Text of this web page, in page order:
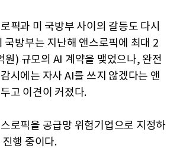
픽과 미 국방부 사이의 갈등도 다시
국방부는 지난해 앤스로픽에 최대 2
원) 규모의 AI 계약을 맺었으나, 완전
시에는 자사 AI를 쓰지 않겠다는 앤
고 이견이 커졌다.
로픽을 공급망 위험기업으로 지정하
행 중이다.